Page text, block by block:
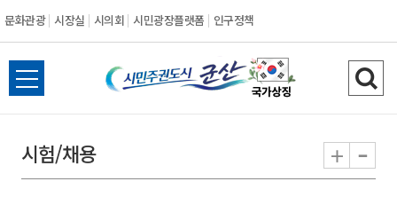
문화관광 시장실 시의회 시민광장플랫폼 인구정책
시
민
전
체
뉴
열
검
색
기
시험/채용 + -